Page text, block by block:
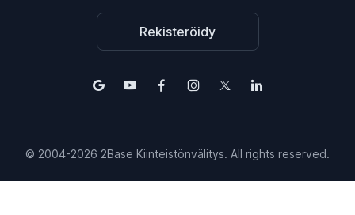
Rekisteröidy
© 2004-2026 2Base Kiinteistönvälitys. All rights reserved.